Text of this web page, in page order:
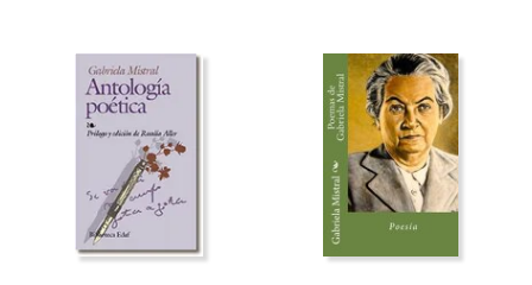
15%
dcto.
15%
dcto.